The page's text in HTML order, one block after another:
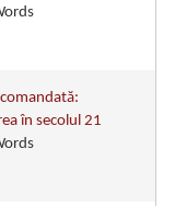
în secolul 21